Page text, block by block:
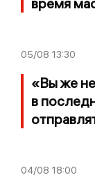
05/08 13:30
«Вы же
в
04/08 18:00